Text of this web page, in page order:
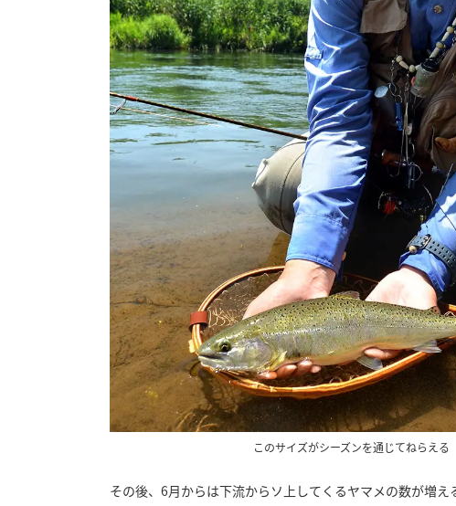
このサイズがシーズンを通じてねらえる
その後、6月からは下流からソ上してくるヤマメの数が増え